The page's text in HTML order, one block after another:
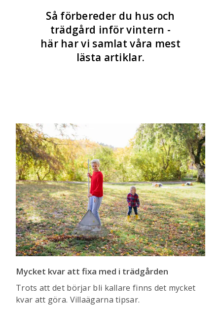
Så förbereder du hus och
trädgård inför vintern -
här har vi samlat våra mest
lästa artiklar.
Mycket kvar att fixa med i trädgården
Trots att det börjar bli kallare finns det mycket
kvar att göra. Villaägarna tipsar.